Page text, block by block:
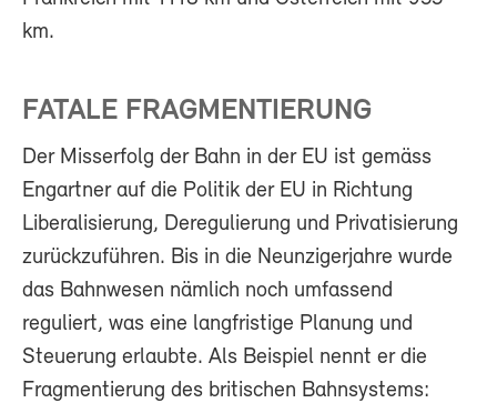
km.
FATALE FRAGMENTIERUNG
Der Misserfolg der Bahn in der EU ist gemäss
Engartner auf die Politik der EU in Richtung
Liberalisierung, Deregulierung und Privatisierung
zurückzuführen. Bis in die Neunzigerjahre wurde
das Bahnwesen nämlich noch umfassend
reguliert, was eine langfristige Planung und
Steuerung erlaubte. Als Beispiel nennt er die
Fragmentierung des britischen Bahnsystems: